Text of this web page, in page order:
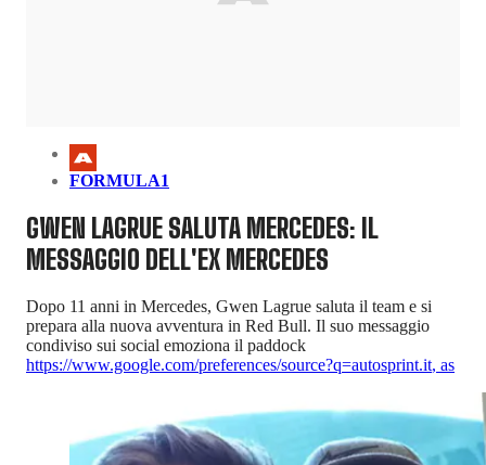
FORMULA1
GWEN LAGRUE SALUTA MERCEDES: IL
MESSAGGIO DELL'EX MERCEDES
Dopo 11 anni in Mercedes, Gwen Lagrue saluta il team e si
prepara alla nuova avventura in Red Bull. Il suo messaggio
condiviso sui social emoziona il paddock
https://www.google.com/preferences/source?q=autosprint.it, as